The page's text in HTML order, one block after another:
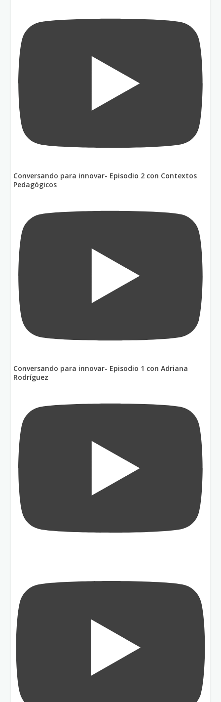
Conversando para innovar- Episodio 2 con Contextos
Pedagógicos
Conversando para innovar- Episodio 1 con Adriana
Rodríguez